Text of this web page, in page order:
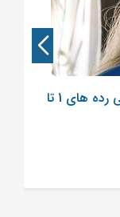
سمعک اتیکن Own SI | معرفی تخصصی رده های 1 تا